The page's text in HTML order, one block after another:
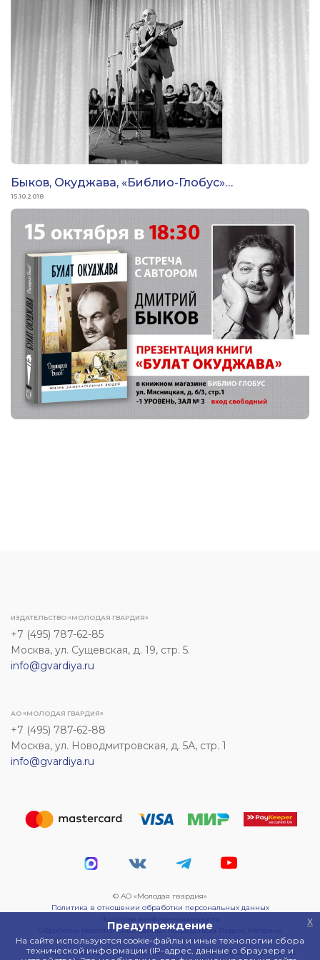
всякого сомнения прочтут данную книгу. раскрывающую
вечную культуру Отечества!
Быков, Окуджава, «Библио-Глобус»…
15.10.2018
ИЗДАТЕЛЬСТВО «МОЛОДАЯ ГВАРДИЯ»
+7 (495) 787-62-85
Москва, ул. Сущевская, д. 19, стр. 5.
info@gvardiya.ru
АО «МОЛОДАЯ ГВАРДИЯ»
+7 (495) 787-62-88
Москва, ул. Новодмитровская, д. 5А, стр. 1
info@gvardiya.ru
© АО «Молодая гвардия»
Политика в отношении обработки персональных данных
Обработка персональных данных посредством Яндекс Метрики
Все права на материалы, находящиеся на сайте gvardiya.ru, охраняются
Предупреждение
На сайте используются cookie-файлы и иные технологии сбора
технической информации (IP-адрес, данные о браузере и
x